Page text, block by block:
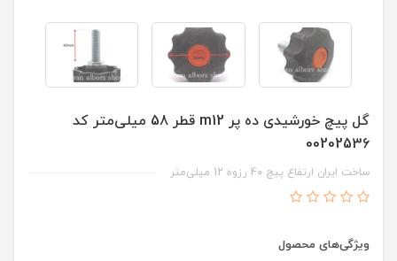
گل پیچ خورشیدی ده پر m12 قطر 58 میلی‌متر کد
00202536
ساخت ایران ارتفاع پیچ 40 رزوه 12 میلی‌متر
ویژگی‌های محصول